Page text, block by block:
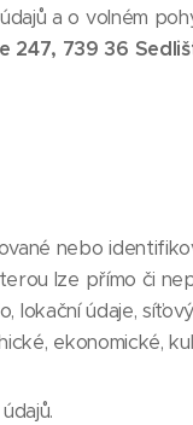
a o volném
247, 739 36
nebo
lze přímo či
lokační údaje,
ekonomické,